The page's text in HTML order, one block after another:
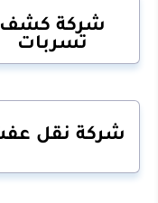
شركة كشف
تسربات
شركة نقل